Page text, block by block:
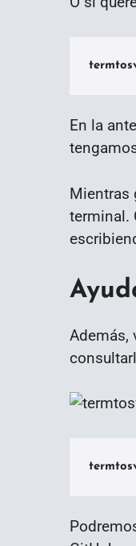
En la
Mientras
terminal.
Además,